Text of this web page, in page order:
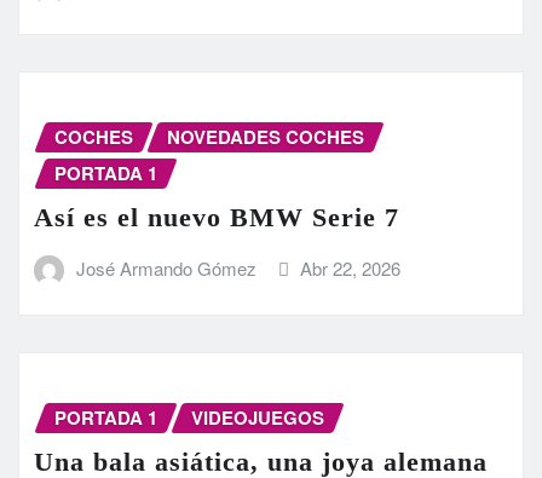
COCHES
NOVEDADES COCHES
PORTADA 1
Así es el nuevo BMW Serie 7
José Armando Gómez Abr 22, 2026
PORTADA 1 VIDEOJUEGOS
Una bala asiática, una joya alemana